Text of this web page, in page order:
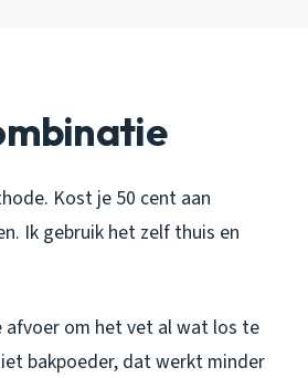
Kost je 50 cent aan
Ik gebruik het zelf thuis en
afvoer om het vet al wat los te
bakpoeder, dat werkt minder